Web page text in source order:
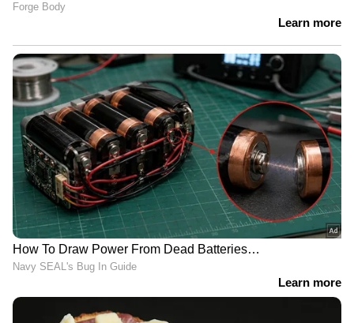
LATEST VIDEOS
'മഴമാറി മാനംതെളിഞ്ഞാൽ എല്ലാം
മറക്കുന്നവരാണ് നമ്മൾ,
പ്രകൃതിയുടെ മുന്നറിയിപ്പുകൾ
ശ്രദ്ധിക്കുന്നില്ല'
'അധികാരികളുടെ അഹങ്കാരവും
മണ്ടത്തരവും കൊണ്ടാണ്
കേരളത്തിൽ പ്രളയമുണ്ടായത്' |
Kerala Rains